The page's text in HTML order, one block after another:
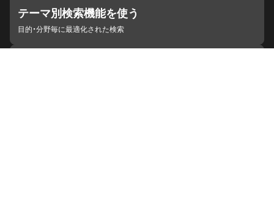
テーマ別検索機能を使う
目的・分野毎に最適化された検索